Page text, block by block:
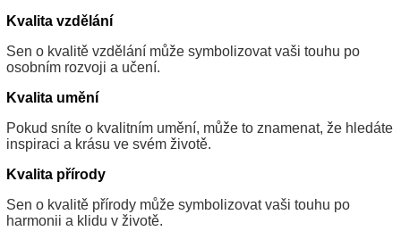
Kvalita vzdělání
Sen o kvalitě vzdělání může symbolizovat vaši touhu po
osobním rozvoji a učení.
Kvalita umění
Pokud sníte o kvalitním umění, může to znamenat, že hledáte
inspiraci a krásu ve svém životě.
Kvalita přírody
Sen o kvalitě přírody může symbolizovat vaši touhu po
harmonii a klidu v životě.